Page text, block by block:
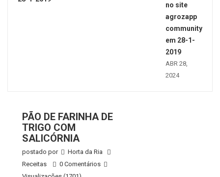
no site
agrozapp
community
em 28-1-
2019
ABR 28,
2024
PÃO DE FARINHA DE
TRIGO COM
SALICÓRNIA
postado por
Horta da Ria
Receitas
0 Comentários